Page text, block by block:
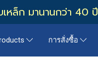
หล็ก มานานกว่า 40 ปี
การสั่งซื้อ